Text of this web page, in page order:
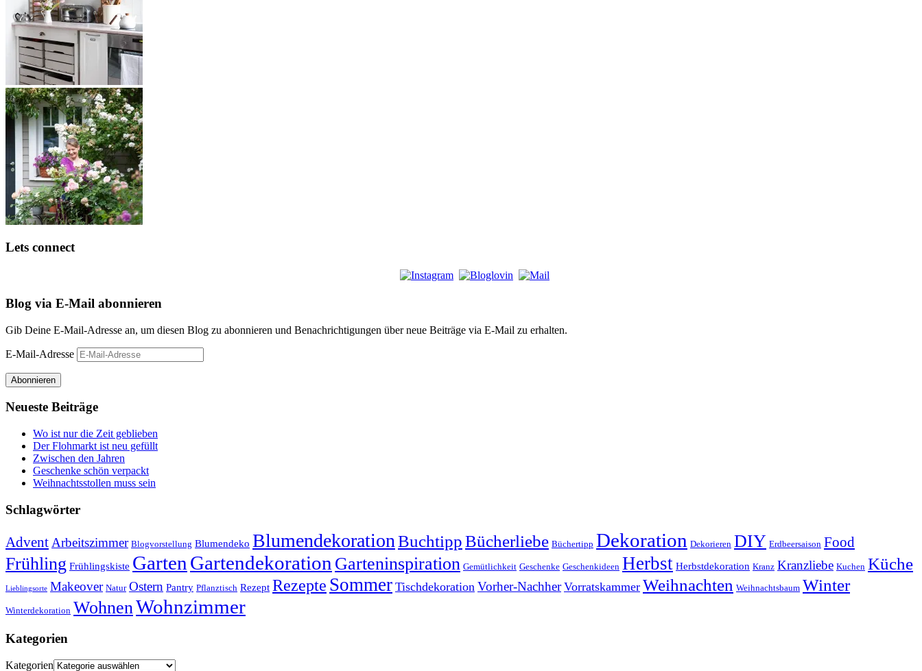
Lets connect
Blog via E-Mail abonnieren
Gib Deine E-Mail-Adresse an, um diesen Blog zu abonnieren und Benachrichtigungen über neue Beiträge via E-Mail zu erhalten.
E-Mail-Adresse
Abonnieren
Neueste Beiträge
Wo ist nur die Zeit geblieben
Der Flohmarkt ist neu gefüllt
Zwischen den Jahren
Geschenke schön verpackt
Weihnachtsstollen muss sein
Schlagwörter
AdventArbeitszimmer Blogvorstellung Blumendeko BlumendekorationBuchtippBücherliebe Büchertipp Dekoration Dekorieren DIY Erdbeersaison Food
Frühling Frühlingskiste GartenGartendekoration Garteninspiration Gemütlichkeit Geschenke Geschenkideen Herbst Herbstdekoration Kranz Kranzliebe Kuchen Küche
Lieblingsorte Makeover Natur Ostern Pantry Pflanztisch Rezept Rezepte Sommer Tischdekoration Vorher-Nachher Vorratskammer Weihnachten Weihnachtsbaum Winter
Winterdekoration WohnenWohnzimmer
Kategorien
Kategorien